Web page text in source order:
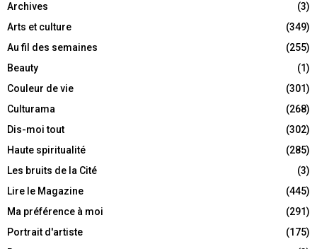
Archives
(3)
Arts et culture
(349)
Au fil des semaines
(255)
Beauty
(1)
Couleur de vie
(301)
Culturama
(268)
Dis-moi tout
(302)
Haute spiritualité
(285)
Les bruits de la Cité
(3)
Lire le Magazine
(445)
Ma préférence à moi
(291)
Portrait d'artiste
(175)